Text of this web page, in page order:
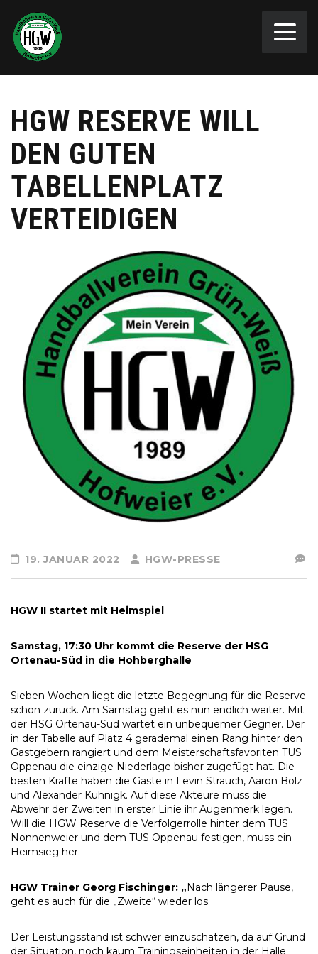
HGW RESERVE WILL
DEN GUTEN
TABELLENPLATZ
VERTEIDIGEN
19. JANUAR 2022 HGW-PRESSE
HGW II startet mit Heimspiel
Samstag, 17:30 Uhr kommt die Reserve der HSG
Ortenau-Süd in die Hohberghalle
Sieben Wochen liegt die letzte Begegnung für die Reserve
schon zurück. Am Samstag geht es nun endlich weiter. Mit
der HSG Ortenau-Süd wartet ein unbequemer Gegner. Der
in der Tabelle auf Platz 4 gerademal einen Rang hinter den
Gastgebern rangiert und dem Meisterschaftsfavoriten TUS
Oppenau die einzige Niederlage bisher zugefügt hat. Die
besten Kräfte haben die Gäste in Levin Strauch, Aaron Bolz
und Alexander Kuhnigk. Auf diese Akteure muss die
Abwehr der Zweiten in erster Linie ihr Augenmerk legen.
Will die HGW Reserve die Verfolgerrolle hinter dem TUS
Nonnenweier und dem TUS Oppenau festigen, muss ein
Heimsieg her.
HGW Trainer Georg Fischinger: „Nach längerer Pause,
geht es auch für die „Zweite“ wieder los.
Der Leistungsstand ist schwer einzuschätzen, da auf Grund
der Situation, noch kaum Trainingseinheiten in der Halle